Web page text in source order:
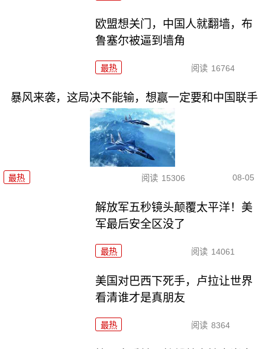
欧盟想关门，中国人就翻墙，布
鲁塞尔被逼到墙角
最热 阅读 16764
暴风来袭，这局决不能输，想赢一定要和中国联手
最热 阅读 15306 08-05
解放军五秒镜头颠覆太平洋！美
军最后安全区没了
最热 阅读 14061
美国对巴西下死手，卢拉让世界
看清谁才是真朋友
最热 阅读 8364